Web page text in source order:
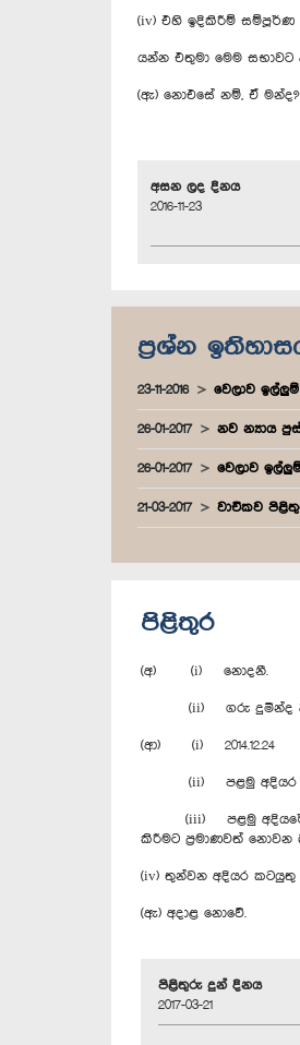
(iv) එහි ඉදිකිරීම් සම්පූර්ණ
යන්න එතුමා මෙම සභාවට
(ඇ) නොඑසේ නම්, ඒ මන්ද?
අසන ලද දිනය
2016-11-23
ප්‍රශ්න
23-11-2016 වෙලාව
26-01-2017 නව න්‍යාය
26-01-2017 වෙලාව
21-03-2017 වාචිකව
පිළිතුර
(අ) (i) නොදනී.
(ii) ගරු දුමින්ද
(ආ) (i) 2014.12.24
(ii) පළමු අදියර
(iii) පළමු අදියරේ
කිරීමට ප්‍රමාණවත් නොවන
(iv) තුන්වන අදියර
(ඇ) අදාළ නොවේ.
පිළිතුරු දුන් දිනය
2017-03-21